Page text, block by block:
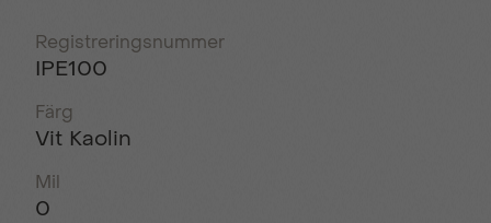
Registreringsnummer
IPE100
Färg
Vit Kaolin
Mil
0